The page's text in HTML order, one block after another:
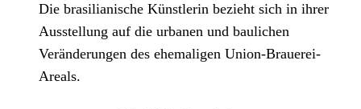
Die brasilianische Künstlerin bezieht sich in ihrer
Ausstellung auf die urbanen und baulichen
Veränderungen des ehemaligen Union-Brauerei-
Areals.